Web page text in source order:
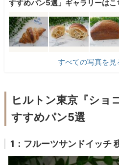
すすめパン5選」ギャラリーはこ
すべての写真を見
ヒルトン東京『ショ
すすめパン5選
1：フルーツサンドイッチ